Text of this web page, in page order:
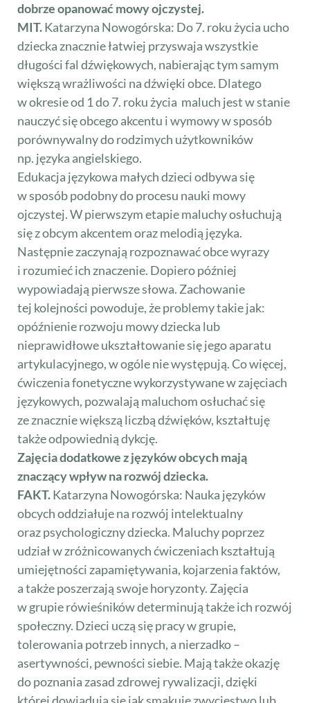
dobrze opanować mowy ojczystej.
MIT.Katarzyna Nowogórska: Do 7. roku życia ucho
dziecka znacznie łatwiej przyswaja wszystkie
długości fal dźwiękowych, nabierając tym samym
większą wrażliwości na dźwięki obce. Dlatego
w okresie od 1 do 7. roku życia maluch jest w stanie
nauczyć się obcego akcentu i wymowy w sposób
porównywalny do rodzimych użytkowników
np. języka angielskiego.
Edukacja językowa małych dzieci odbywa się
w sposób podobny do procesu nauki mowy
ojczystej. W pierwszym etapie maluchy osłuchują
się z obcym akcentem oraz melodią języka.
Następnie zaczynają rozpoznawać obce wyrazy
i rozumieć ich znaczenie. Dopiero później
wypowiadają pierwsze słowa. Zachowanie
tej kolejności powoduje, że problemy takie jak:
opóźnienie rozwoju mowy dziecka lub
nieprawidłowe ukształtowanie się jego aparatu
artykulacyjnego, w ogóle nie występują. Co więcej,
ćwiczenia fonetyczne wykorzystywane w zajęciach
językowych, pozwalają maluchom osłuchać się
ze znacznie większą liczbą dźwięków, kształtuję
także odpowiednią dykcję.
Zajęcia dodatkowe z języków obcych mają
znaczący wpływ na rozwój dziecka.
FAKT.Katarzyna Nowogórska: Nauka języków
obcych oddziałuje na rozwój intelektualny
oraz psychologiczny dziecka. Maluchy poprzez
udział w zróżnicowanych ćwiczeniach kształtują
umiejętności zapamiętywania, kojarzenia faktów,
a także poszerzają swoje horyzonty. Zajęcia
w grupie rówieśników determinują także ich rozwój
społeczny. Dzieci uczą się pracy w grupie,
tolerowania potrzeb innych, a nierzadko –
asertywności, pewności siebie. Mają także okazję
do poznania zasad zdrowej rywalizacji, dzięki